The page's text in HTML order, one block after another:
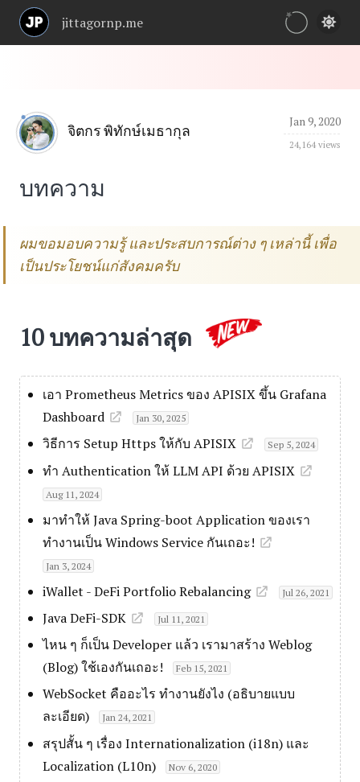
jittagornp.me
จิตกร พิทักษ์เมธากุล
24,164 views
Jan 9, 2020
บทความ
ผมขอมอบความรู้ และประสบการณ์ต่าง ๆ เหล่านี้ เพื่อ
เป็นประโยชน์แก่สังคมครับ
10 บทความล่าสุด
เอา Prometheus Metrics ของ APISIX ขึ้น Grafana
Dashboard
Jan 30, 2025
วิธีการ Setup Https ให้กับ APISIX Sep 5, 2024
ทำ Authentication ให้ LLM API ด้วย APISIX
Aug 11, 2024
มาทำให้ Java Spring-boot Application ของเรา
ทำงานเป็น Windows Service กันเถอะ!
Jan 3, 2024
iWallet - DeFi Portfolio Rebalancing Jul 26, 2021
Java DeFi-SDK Jul 11, 2021
ไหน ๆ ก็เป็น Developer แล้ว เรามาสร้าง Weblog
(Blog) ใช้เองกันเถอะ!
Feb 15, 2021
WebSocket คืออะไร ทำงานยังไง (อธิบายแบบ
ละเอียด)
Jan 24, 2021
สรุปสั้น ๆ เรื่อง Internationalization (i18n) และ
Localization (L10n)
Nov 6, 2020